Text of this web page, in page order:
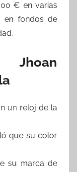
€ en varias
en fondos de
Jhoan
un reloj de la
que su color
su marca de